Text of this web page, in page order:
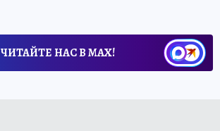
ЧИТАЙТЕ НАС В МАХ!